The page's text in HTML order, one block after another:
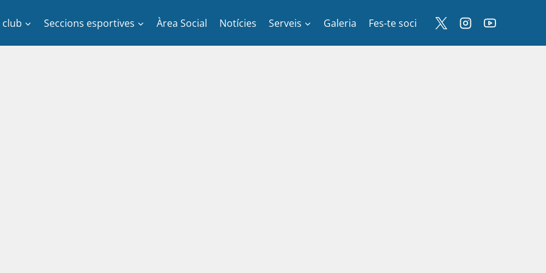
club Seccions esportives Àrea Social Notícies Serveis Galeria Fes-te soci